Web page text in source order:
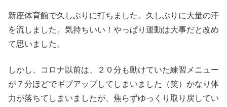
新座体育館で久しぶりに打ちました。久しぶりに大量の汗
を流しました。気持ちいい！やっぱり運動は大事だと改め
て思いました。
しかし、コロナ以前は、２０分も動けていた練習メニュー
が７分ほどでギブアップしてしまいました（笑）かなり体
力が落ちてしまいましたが、焦らずゆっくり取り戻してい